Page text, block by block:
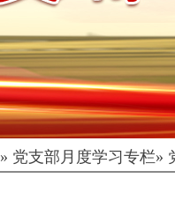
» 党支部月度学习专栏»